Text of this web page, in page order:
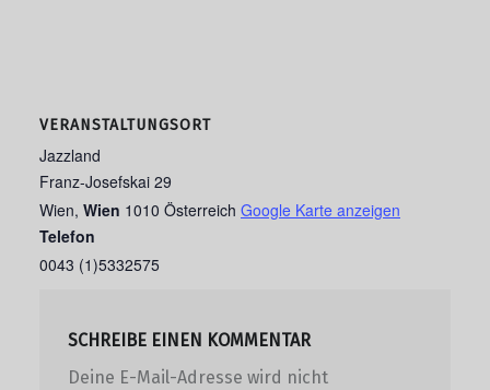
VERANSTALTUNGSORT
Jazzland
Franz-Josefskai 29
Wien, Wien 1010 Österreich Google Karte anzeigen
Telefon
0043 (1)5332575
SCHREIBE EINEN KOMMENTAR
Deine E-Mail-Adresse wird nicht